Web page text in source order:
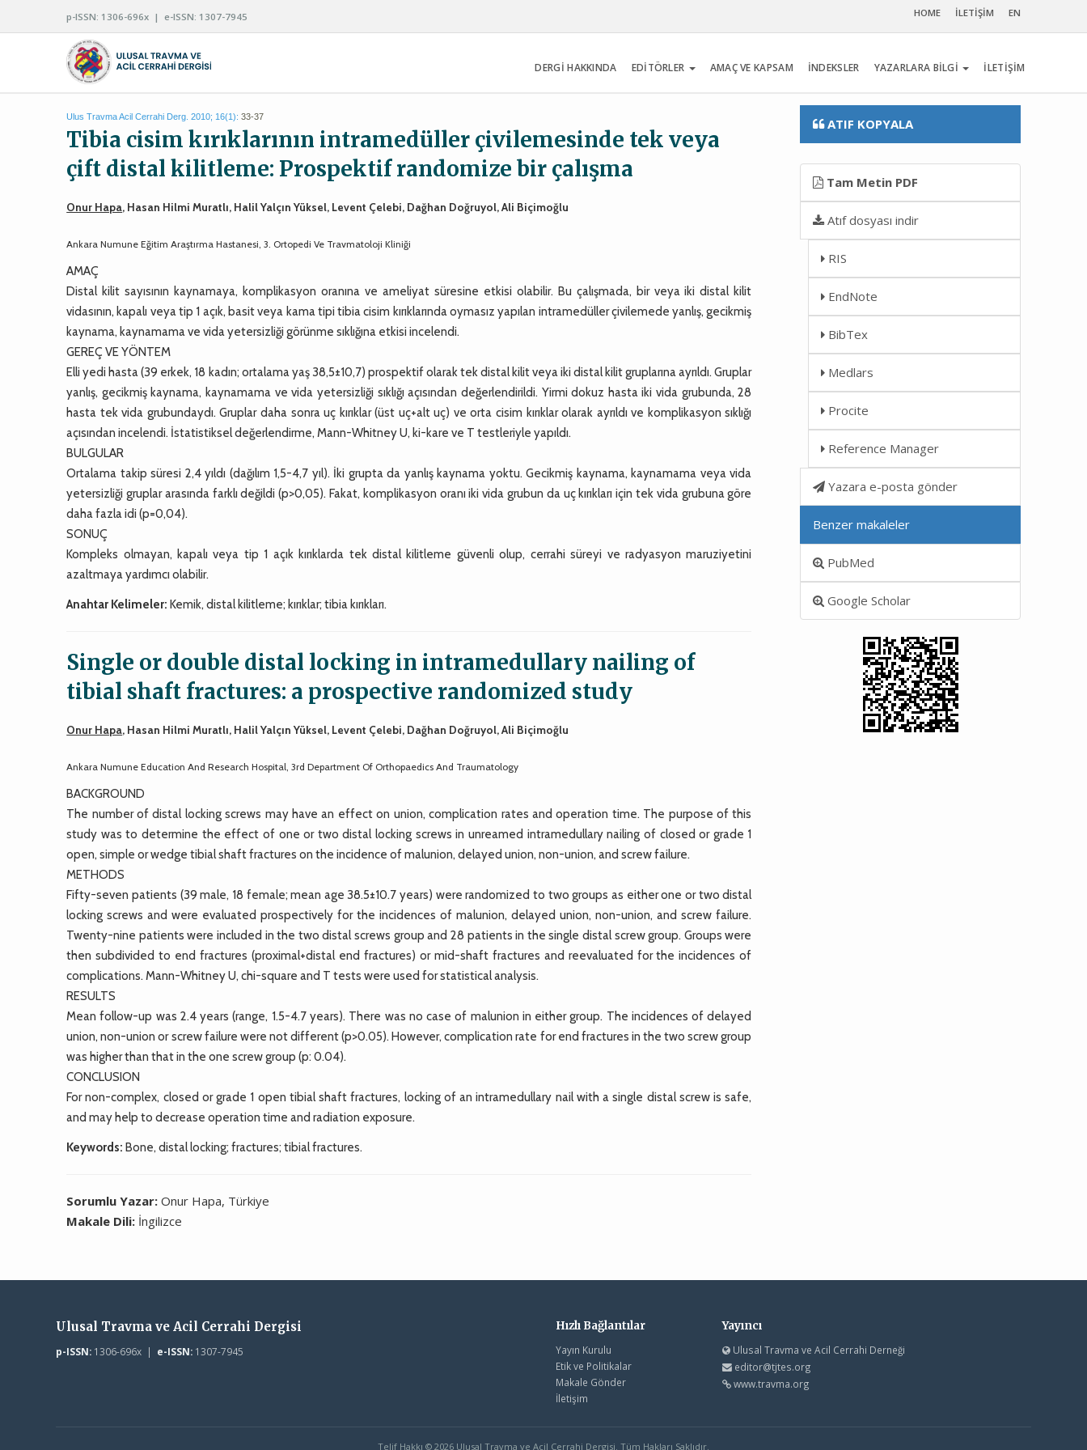
p-ISSN: 1306-696x | e-ISSN: 1307-7945 HOME İLETİŞİM EN
DERGİ HAKKINDA EDİTÖRLER AMAÇ VE KAPSAM İNDEKSLER YAZARLARA BİLGİ İLETİŞİM
Ulus Travma Acil Cerrahi Derg. 2010; 16(1): 33-37
Tibia cisim kırıklarının intramedüller çivilemesinde tek veya
çift distal kilitleme: Prospektif randomize bir çalışma
Onur Hapa, Hasan Hilmi Muratlı, Halil Yalçın Yüksel, Levent Çelebi, Dağhan Doğruyol, Ali Biçimoğlu
Ankara Numune Eğitim Araştırma Hastanesi, 3. Ortopedi Ve Travmatoloji Kliniği
AMAÇ
Distal kilit sayısının kaynamaya, komplikasyon oranına ve ameliyat süresine etkisi olabilir. Bu çalışmada, bir veya iki distal kilit
vidasının, kapalı veya tip 1 açık, basit veya kama tipi tibia cisim kırıklarında oymasız yapılan intramedüller çivilemede yanlış, gecikmiş
kaynama, kaynamama ve vida yetersizliği görünme sıklığına etkisi incelendi.
GEREÇ VE YÖNTEM
Elli yedi hasta (39 erkek, 18 kadın; ortalama yaş 38,5±10,7) prospektif olarak tek distal kilit veya iki distal kilit gruplarına ayrıldı. Gruplar
yanlış, gecikmiş kaynama, kaynamama ve vida yetersizliği sıklığı açısından değerlendirildi. Yirmi dokuz hasta iki vida grubunda, 28
hasta tek vida grubundaydı. Gruplar daha sonra uç kırıklar (üst uç+alt uç) ve orta cisim kırıklar olarak ayrıldı ve komplikasyon sıklığı
açısından incelendi. İstatistiksel değerlendirme, Mann-Whitney U, ki-kare ve T testleriyle yapıldı.
BULGULAR
Ortalama takip süresi 2,4 yıldı (dağılım 1,5-4,7 yıl). İki grupta da yanlış kaynama yoktu. Gecikmiş kaynama, kaynamama veya vida
yetersizliği gruplar arasında farklı değildi (p>0,05). Fakat, komplikasyon oranı iki vida grubun da uç kırıkları için tek vida grubuna göre
daha fazla idi (p=0,04).
SONUÇ
Kompleks olmayan, kapalı veya tip 1 açık kırıklarda tek distal kilitleme güvenli olup, cerrahi süreyi ve radyasyon maruziyetini
azaltmaya yardımcı olabilir.
Anahtar Kelimeler: Kemik, distal kilitleme; kırıklar; tibia kırıkları.
Single or double distal locking in intramedullary nailing of
tibial shaft fractures: a prospective randomized study
Onur Hapa, Hasan Hilmi Muratlı, Halil Yalçın Yüksel, Levent Çelebi, Dağhan Doğruyol, Ali Biçimoğlu
Ankara Numune Education And Research Hospital, 3rd Department Of Orthopaedics And Traumatology
BACKGROUND
The number of distal locking screws may have an effect on union, complication rates and operation time. The purpose of this
study was to determine the effect of one or two distal locking screws in unreamed intramedullary nailing of closed or grade 1
open, simple or wedge tibial shaft fractures on the incidence of malunion, delayed union, non-union, and screw failure.
METHODS
Fifty-seven patients (39 male, 18 female; mean age 38.5±10.7 years) were randomized to two groups as either one or two distal
locking screws and were evaluated prospectively for the incidences of malunion, delayed union, non-union, and screw failure.
Twenty-nine patients were included in the two distal screws group and 28 patients in the single distal screw group. Groups were
then subdivided to end fractures (proximal+distal end fractures) or mid-shaft fractures and reevaluated for the incidences of
complications. Mann-Whitney U, chi-square and T tests were used for statistical analysis.
RESULTS
Mean follow-up was 2.4 years (range, 1.5-4.7 years). There was no case of malunion in either group. The incidences of delayed
union, non-union or screw failure were not different (p>0.05). However, complication rate for end fractures in the two screw group
was higher than that in the one screw group (p: 0.04).
CONCLUSION
For non-complex, closed or grade 1 open tibial shaft fractures, locking of an intramedullary nail with a single distal screw is safe,
and may help to decrease operation time and radiation exposure.
Keywords: Bone, distal locking; fractures; tibial fractures.
Sorumlu Yazar:Onur Hapa, Türkiye
Makale Dili: İngilizce
ATIF KOPYALA
Tam Metin PDF
Atıf dosyası indir
RIS
EndNote
BibTex
Medlars
Procite
Reference Manager
Yazara e-posta gönder
Benzer makaleler
PubMed
Google Scholar
Ulusal Travma ve Acil Cerrahi Dergisi
p-ISSN:1306-696x | e-ISSN:1307-7945
Hızlı Bağlantılar
Yayın Kurulu
Etik ve Politikalar
Makale Gönder
İletişim
Yayıncı
Ulusal Travma ve Acil Cerrahi Derneği
editor@tjtes.org
www.travma.org
Telif Hakkı © 2026 Ulusal Travma ve Acil Cerrahi Dergisi. Tüm Hakları Saklıdır.